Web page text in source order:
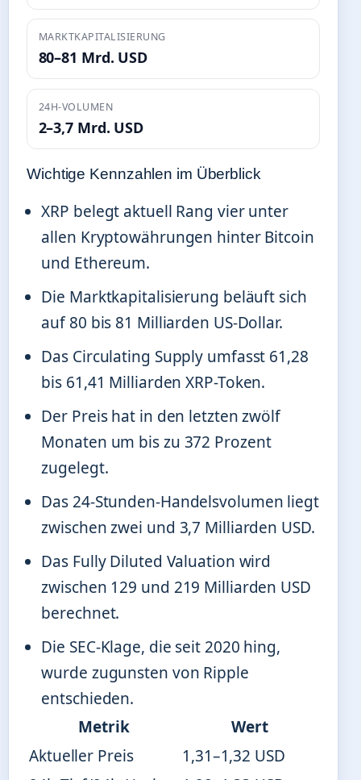
MARKTKAPITALISIERUNG
80–81 Mrd. USD
24H-VOLUMEN
2–3,7 Mrd. USD
Wichtige Kennzahlen im Überblick
XRP belegt aktuell Rang vier unter
allen Kryptowährungen hinter Bitcoin
und Ethereum.
Die Marktkapitalisierung beläuft sich
auf 80 bis 81 Milliarden US-Dollar.
Das Circulating Supply umfasst 61,28
bis 61,41 Milliarden XRP-Token.
Der Preis hat in den letzten zwölf
Monaten um bis zu 372 Prozent
zugelegt.
Das 24-Stunden-Handelsvolumen liegt
zwischen zwei und 3,7 Milliarden USD.
Das Fully Diluted Valuation wird
zwischen 129 und 219 Milliarden USD
berechnet.
Die SEC-Klage, die seit 2020 hing,
wurde zugunsten von Ripple
entschieden.
Metrik
Wert
Aktueller Preis
1,31–1,32 USD